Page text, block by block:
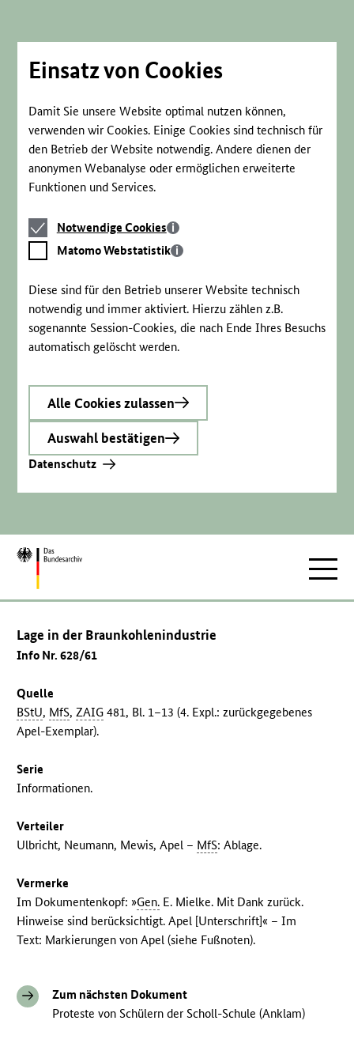
Einsatz von Cookies
Damit Sie unsere Website optimal nutzen können,
verwenden wir Cookies. Einige Cookies sind technisch für
den Betrieb der Website notwendig. Andere dienen der
anonymen Webanalyse oder ermöglichen erweiterte
Funktionen und Services.
Notwendige
Cookies
Notwendige Cookies
Matomo
Webstatistik
Matomo Webstatistik
Diese sind für den Betrieb unserer Website technisch
notwendig und immer aktiviert. Hierzu zählen z.B.
sogenannte Session-Cookies, die nach Ende Ihres Besuchs
automatisch gelöscht werden.
Alle Cookies zulassen
Auswahl bestätigen
Datenschutz
Zur
Lage in der Braunkohlenindustrie
Info Nr. 628/61
Quelle
BStU, MfS,ZAIG 481, Bl. 1–13 (4. Expl.: zurückgegebenes
Apel-Exemplar).
Serie
Informationen.
Verteiler
Ulbricht, Neumann, Mewis, Apel – MfS: Ablage.
Vermerke
Im Dokumentenkopf: »Gen. E. Mielke. Mit Dank zurück.
Hinweise sind berücksichtigt. Apel [Unterschrift]« – Im
Text: Markierungen von Apel (siehe Fußnoten).
Zum nächsten Dokument
Proteste von Schülern der Scholl-Schule (Anklam)